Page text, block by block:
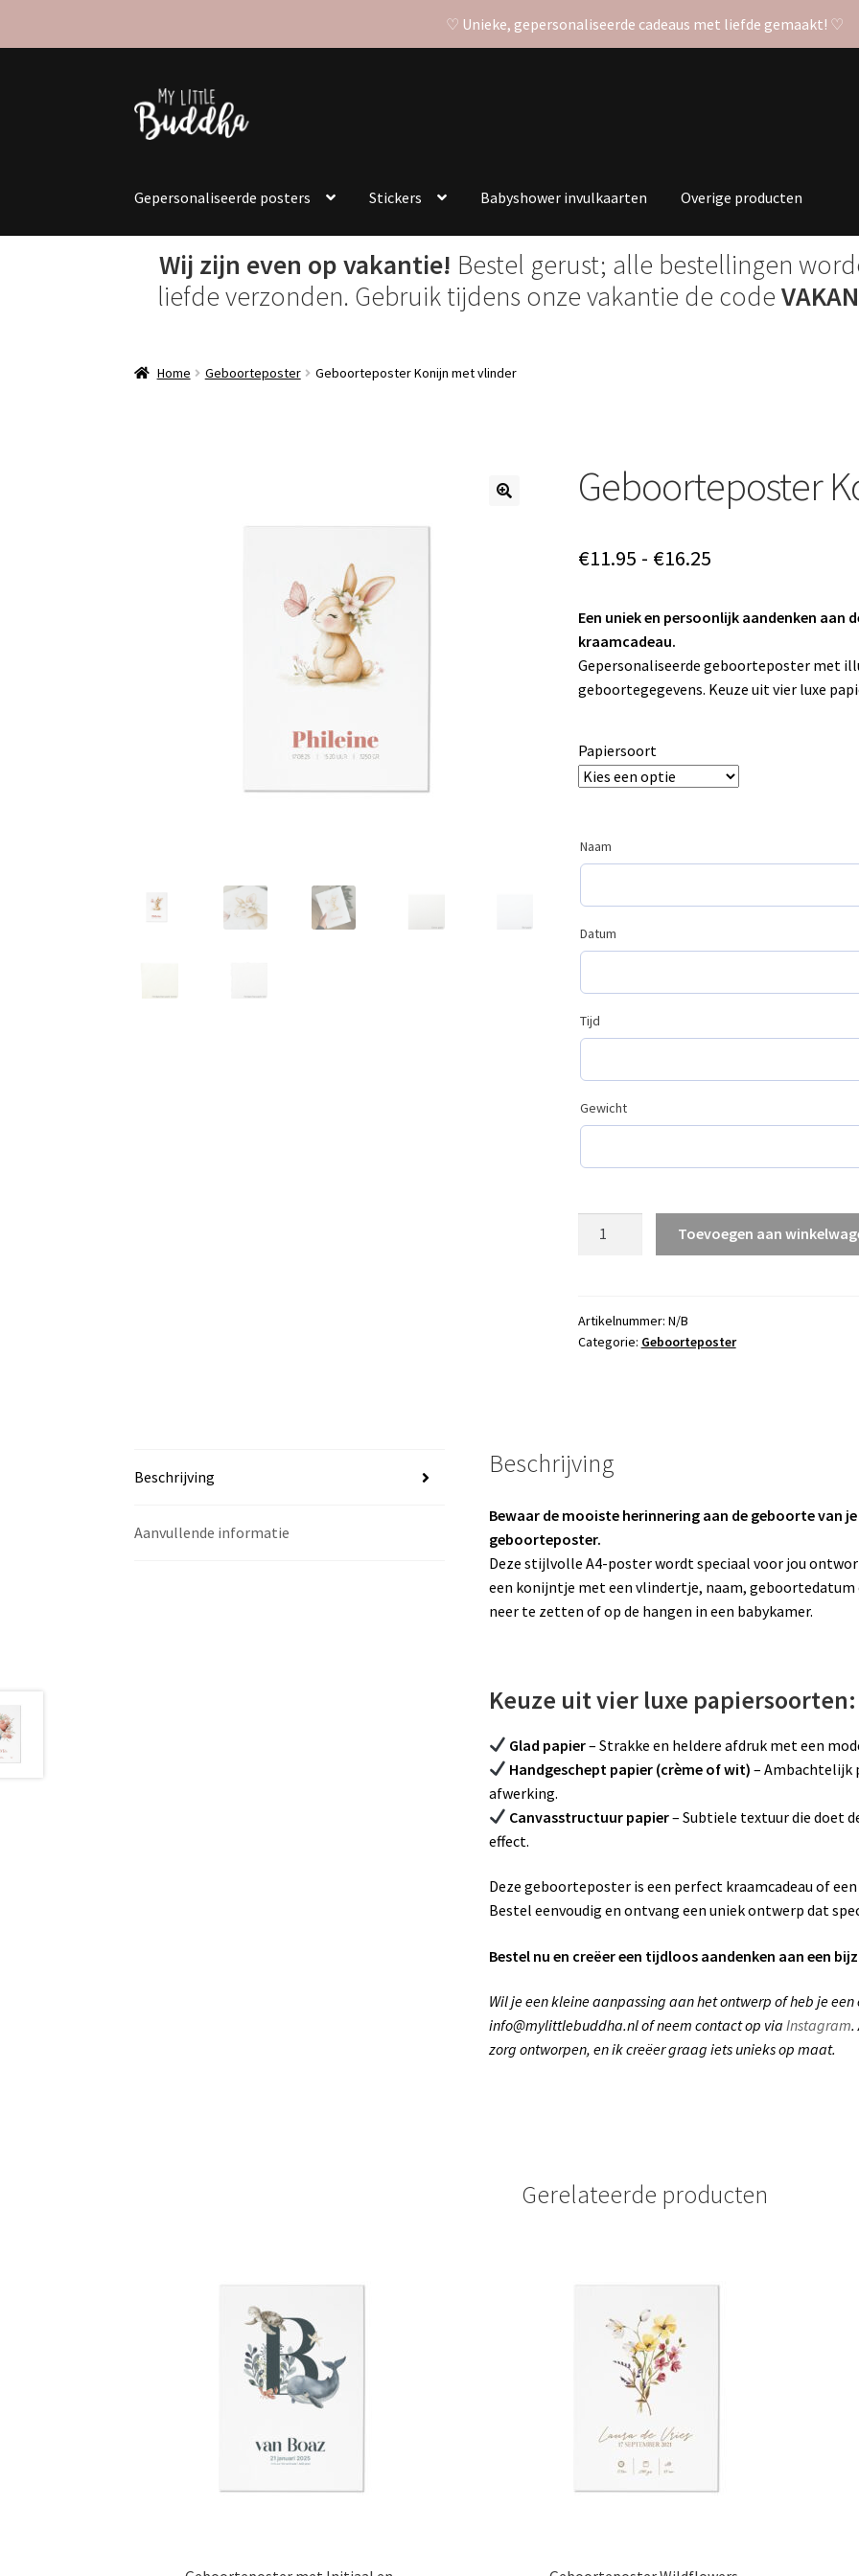
♡ Unieke, gepersonaliseerde cadeaus met liefde gemaakt! ♡
Ga
door
naar
Ga
naar
de
Gepersonaliseerde posters
Stickers Babyshower invulkaarten Overige producten
Wij zijn even op vakantie! Bestel gerust; alle bestellingen
liefde verzonden. Gebruik tijdens onze vakantie de code
Home Geboorteposter Geboorteposter Konijn met vlinder
Geboorteposter
€11.95 - €16.25Prijsklasse:
tot
€16.25
Een uniek en persoonlijk aandenken
kraamcadeau.
Gepersonaliseerde geboorteposter met
geboortegegevens. Keuze uit vier luxe
Papiersoort
Naam
Datum
Tijd
Gewicht
aantal
Toevoegen aan
Artikelnummer: N/B
Categorie: Geboorteposter
Beschrijving
Aanvullende informatie
Beschrijving
Bewaar de mooiste herinnering aan de geboorte van
geboorteposter.
Deze stijlvolle A4-poster wordt speciaal voor jou
een konijntje met een vlindertje, naam,
neer te zetten of op de hangen in een babykamer.
Keuze uit vier luxe papiersoorten:
Glad papier– Strakke en heldere afdruk met een
Handgeschept papier (crème of wit) – Ambachtelijk
afwerking.
Canvasstructuur papier– Subtiele textuur die doet
effect.
Deze geboorteposter is een perfect kraamcadeau of
Bestel eenvoudig en ontvang een uniek ontwerp dat
Bestel nu en creëer een tijdloos aandenken aan een
Wil je een kleine aanpassing aan het ontwerp of heb je
info@mylittlebuddha.nl of neem contact op viaInstagram.
zorg ontworpen, en ik creëer graag iets unieks op maat.
Gerelateerde producten